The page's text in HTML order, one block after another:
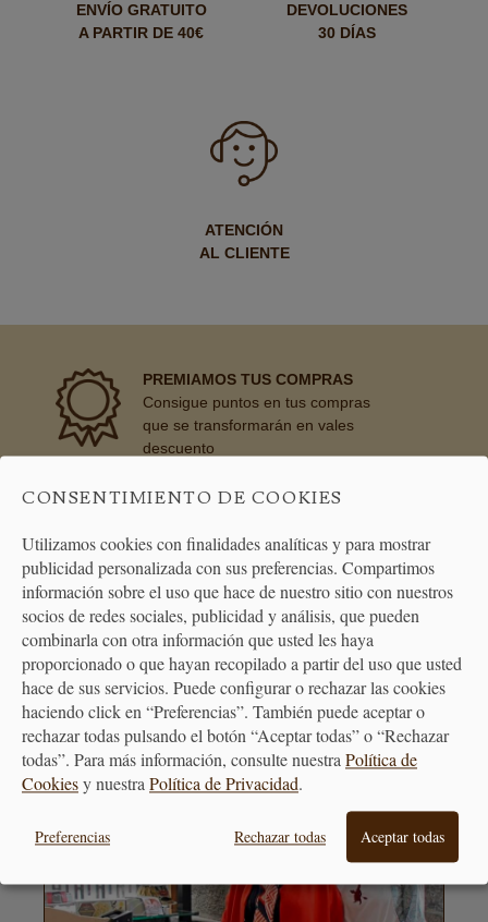
ENVÍO GRATUITO
A PARTIR DE 40€
DEVOLUCIONES
30 DÍAS
ATENCIÓN
AL CLIENTE
PREMIAMOS TUS COMPRAS
Consigue puntos en tus compras
que se transformarán en vales
descuento
La forma más fácil de acertar
cuando quieras hacer un regalo
CONSENTIMIENTO DE COOKIES
Utilizamos cookies con finalidades analíticas y para mostrar
publicidad personalizada con sus preferencias. Compartimos
información sobre el uso que hace de nuestro sitio con nuestros
socios de redes sociales, publicidad y análisis, que pueden
combinarla con otra información que usted les haya
proporcionado o que hayan recopilado a partir del uso que usted
hace de sus servicios. Puede configurar o rechazar las cookies
haciendo click en “Preferencias”. También puede aceptar o
rechazar todas pulsando el botón “Aceptar todas” o “Rechazar
todas”. Para más información, consulte nuestraPolítica de
Cookiesy nuestraPolítica de Privacidad.
Preferencias Rechazar todas Aceptar todas